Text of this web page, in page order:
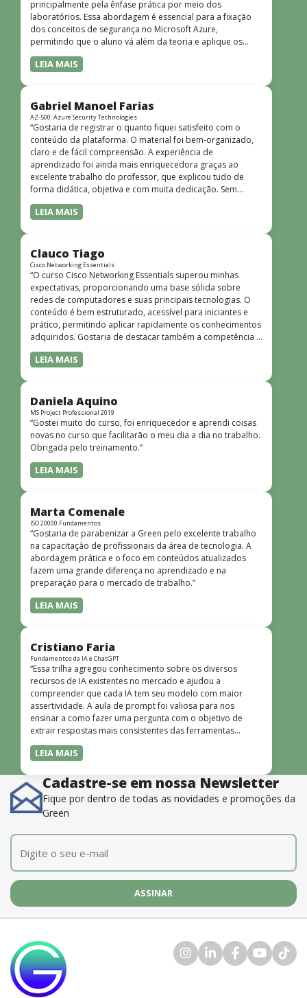
principalmente pela ênfase prática por meio dos
laboratórios. Essa abordagem é essencial para a fixação
dos conceitos de segurança no Microsoft Azure,
permitindo que o aluno vá além da teoria e aplique os
conhecimentos em cenários reais e simulados. Outro
ponto muito positivo é a didática do curso. O conteúdo é
quem não tem uma bagagem técnica muito avançada.”
LEIA MAIS
Gabriel Manoel Farias
AZ-500: Azure Security Technologies
“Gostaria de registrar o quanto fiquei satisfeito com o
conteúdo da plataforma. O material foi bem-organizado,
claro e de fácil compreensão. A experiência de
aprendizado foi ainda mais enriquecedora graças ao
excelente trabalho do professor, que explicou tudo de
forma didática, objetiva e com muita dedicação. Sem
dúvida, foi uma jornada de muito aprendizado!”
LEIA MAIS
Clauco Tiago
Cisco Networking Essentials
“O curso Cisco Networking Essentials superou minhas
expectativas, proporcionando uma base sólida sobre
redes de computadores e suas principais tecnologias. O
conteúdo é bem estruturado, acessível para iniciantes e
prático, permitindo aplicar rapidamente os conhecimentos
adquiridos. Gostaria de destacar também a competência e
o conhecimento técnico do instrutor Peterson, que
demonstrou total domínio do assunto e soube explicar
dinâmicas e envolventes. Recomendo o curso para todos
que desejam iniciar ou aprofundar seus conhecimentos em
redes!”
LEIA MAIS
Daniela Aquino
MS Project Professional 2019
“Gostei muito do curso, foi enriquecedor e aprendi coisas
novas no curso que facilitarão o meu dia a dia no trabalho.
Obrigada pelo treinamento.”
LEIA MAIS
Marta Comenale
ISO 20000 Fundamentos
“Gostaria de parabenizar a Green pelo excelente trabalho
na capacitação de profissionais da área de tecnologia. A
abordagem prática e o foco em conteúdos atualizados
fazem uma grande diferença no aprendizado e na
preparação para o mercado de trabalho.”
LEIA MAIS
Cristiano Faria
Fundamentos da IA e ChatGPT
“Essa trilha agregou conhecimento sobre os diversos
recursos de IA existentes no mercado e ajudou a
compreender que cada IA tem seu modelo com maior
assertividade. A aula de prompt foi valiosa para nos
ensinar a como fazer uma pergunta com o objetivo de
extrair respostas mais consistentes das ferramentas
disponíveis. O instrutor também é muito bom, além de
dominar o conteúdo, possui uma didática que incentiva o
LEIA MAIS
Cadastre-se em nossa Newsletter
Fique por dentro de todas as novidades e promoções da
Green
E-mail